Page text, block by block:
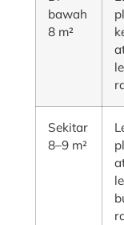
bawah
8 m²
Sekitar
8–9 m²